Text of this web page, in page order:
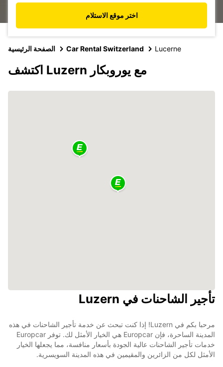
اختر موقع الاستلام
الصفحة الرئيسية Car Rental Switzerland Lucerne
اكتشف Luzern مع يوروبكار
تأجير الشاحنات في Luzern
مرحبا بكم في Luzern! إذا كنت تبحث عن خدمة تأجير الشاحنات في هذه
المدينة الساحرة، فإن Europcar هي الخيار الأمثل لك. توفر Europcar
خدمات تأجير الشاحنات عالية الجودة بأسعار منافسة، مما يجعلها الخيار
الأمثل لكل من الزائرين والمقيمين في هذه المدينة السويسرية.